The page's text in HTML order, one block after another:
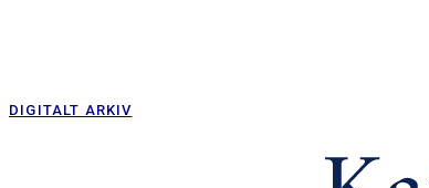
DIGITALT ARKIV